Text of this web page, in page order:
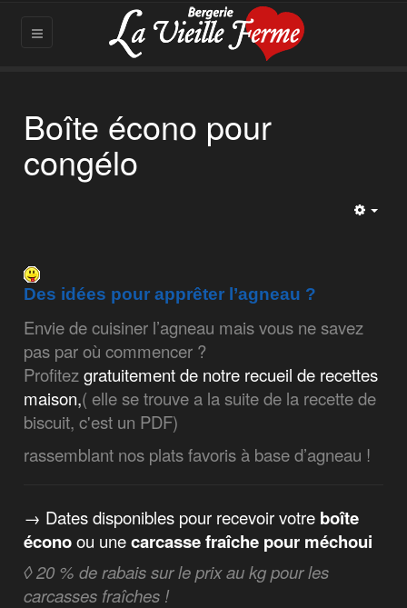
Boîte écono pour
congélo
Des idées pour apprêter l’agneau ?
Envie de cuisiner l’agneau mais vous ne savez
pas par où commencer ?
Profitezgratuitement de notre recueil de recettes
maison,( elle se trouve a la suite de la recette de
biscuit, c'est un PDF)
rassemblant nos plats favoris à base d’agneau !
→ Dates disponibles pour recevoir votre boîte
éconoou unecarcasse fraîche pour méchoui
◊ 20 % de rabais sur le prix au kg pour les
carcasses fraîches !